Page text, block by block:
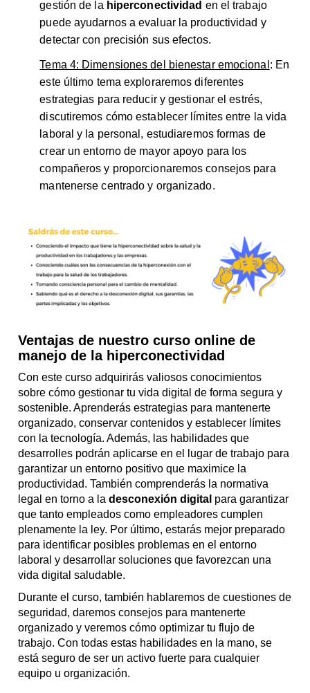
gestión de la hiperconectividad en el trabajo
puede ayudarnos a evaluar la productividad y
detectar con precisión sus efectos.
Tema 4: Dimensiones del bienestar emocional : En
este último tema exploraremos diferentes
estrategias para reducir y gestionar el estrés,
discutiremos cómo establecer límites entre la vida
laboral y la personal, estudiaremos formas de
crear un entorno de mayor apoyo para los
compañeros y proporcionaremos consejos para
mantenerse centrado y organizado.
Ventajas de nuestro curso online de
manejo de la hiperconectividad
Con este curso adquirirás valiosos conocimientos
sobre cómo gestionar tu vida digital de forma segura y
sostenible. Aprenderás estrategias para mantenerte
organizado, conservar contenidos y establecer límites
con la tecnología. Además, las habilidades que
desarrolles podrán aplicarse en el lugar de trabajo para
garantizar un entorno positivo que maximice la
productividad. También comprenderás la normativa
legal en torno a ladesconexión digital para garantizar
que tanto empleados como empleadores cumplen
plenamente la ley. Por último, estarás mejor preparado
para identificar posibles problemas en el entorno
laboral y desarrollar soluciones que favorezcan una
vida digital saludable.
Durante el curso, también hablaremos de cuestiones de
seguridad, daremos consejos para mantenerte
organizado y veremos cómo optimizar tu flujo de
trabajo. Con todas estas habilidades en la mano, se
está seguro de ser un activo fuerte para cualquier
equipo u organización.